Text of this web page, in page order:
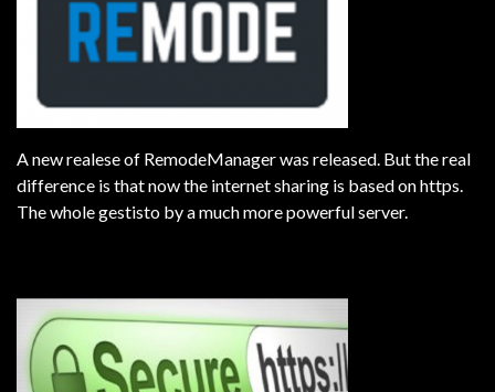
A new realese of RemodeManager was released. But the real
difference is that now the internet sharing is based on https.
The whole gestisto by a much more powerful server.